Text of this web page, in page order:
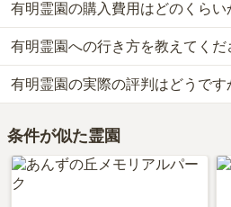
有明霊園の購入費用はどのくらい
有明霊園では、一般墓が約67万円(墓
す。
なお、有明霊園がある長野県の相場は
別途）です。
お墓は、価格が高いものがよい、安い
りません。大切なのは、ご家族が心か
きる場所を選ぶことです。
有明霊園への行き方を教えてくだ
公共交通機関の場合JR篠ノ井線「屋代
詳しいルートや地図は、本ページの「
確認ください。
有明霊園の実際の評判はどうです
有明霊園の口コミはまだ投稿されてお
口コミはあくまで一つの目安です。資
ご自身の目で雰囲気を確認してみるこ
条件が似た霊園